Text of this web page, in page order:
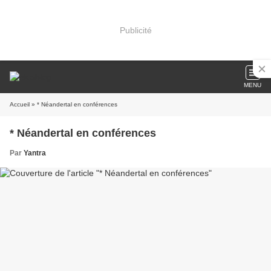
Publicité
MENU
Accueil » * Néandertal en conférences
* Néandertal en conférences
Par Yantra